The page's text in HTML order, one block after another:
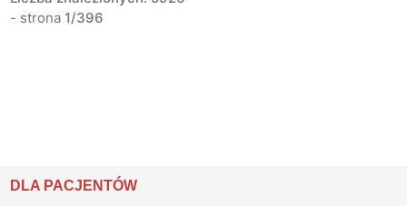
- strona 1/396
DLA PACJENTÓW